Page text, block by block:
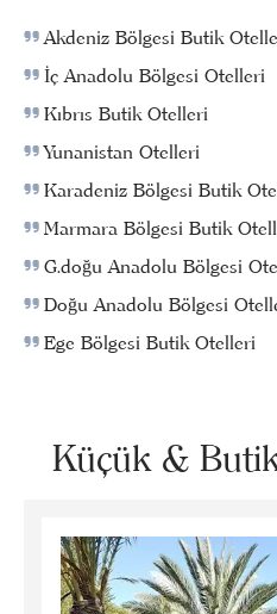
Akdeniz Bölgesi Butik
İç Anadolu Bölgesi Otelleri
Kıbrıs Butik Otelleri
Yunanistan Otelleri
Karadeniz Bölgesi Butik
Marmara Bölgesi Butik
G.doğu Anadolu Bölgesi
Doğu Anadolu Bölgesi
Ege Bölgesi Butik Otelleri
Küçük &